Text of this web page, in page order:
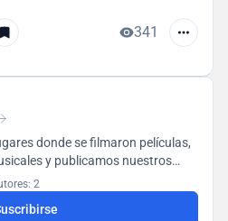
341
donde se filmaron películas,
y publicamos nuestros
de datos accesible para todos
2